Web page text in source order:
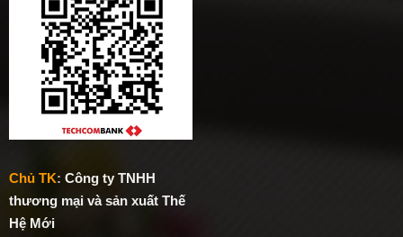
Chủ TK: Công ty TNHH
thương mại và sản xuất Thế
Hệ Mới